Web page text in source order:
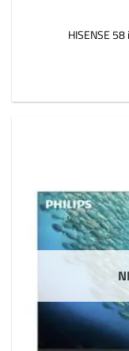
HISENSE